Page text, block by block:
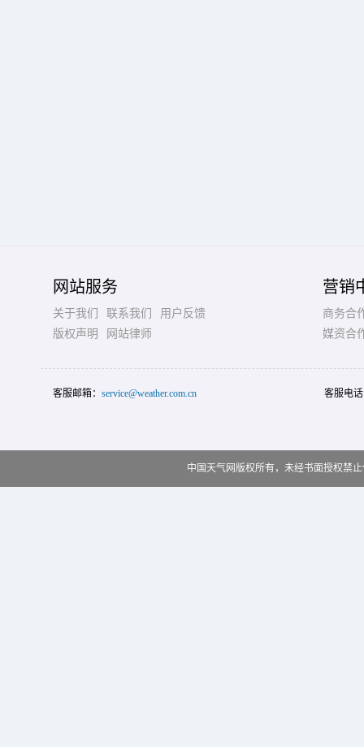
网站服务
关于我们 联系我们
用户反馈
版权声明
网站律师
营销
商务合
媒资合
客服邮箱： service@weather.com.cn 客服电
中国天气网版权所有，未经书面授权